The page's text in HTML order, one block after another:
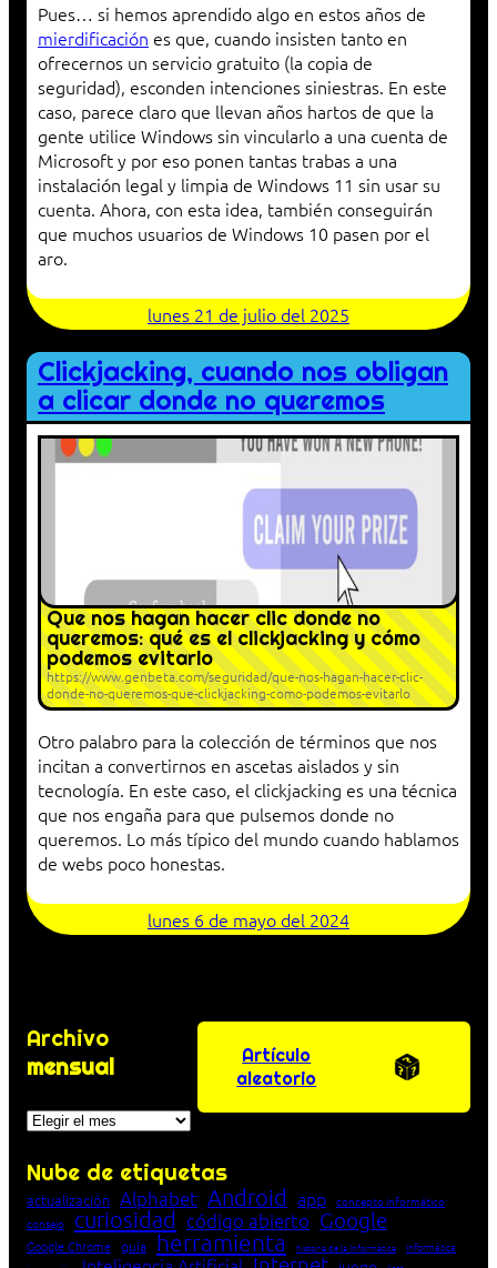
Pues… si hemos aprendido algo en estos años de
mierdificación es que, cuando insisten tanto en
ofrecernos un servicio gratuito (la copia de
seguridad), esconden intenciones siniestras. En este
caso, parece claro que llevan años hartos de que la
gente utilice Windows sin vincularlo a una cuenta de
Microsoft y por eso ponen tantas trabas a una
instalación legal y limpia de Windows 11 sin usar su
cuenta. Ahora, con esta idea, también conseguirán
que muchos usuarios de Windows 10 pasen por el
aro.
lunes 21 de julio del 2025
Clickjacking, cuando nos obligan
a clicar donde no queremos
Que nos hagan hacer clic donde no
queremos: qué es el clickjacking y cómo
podemos evitarlo
https://www.genbeta.com/seguridad/que-nos-hagan-hacer-clic-
donde-no-queremos-que-clickjacking-como-podemos-evitarlo
Otro palabro para la colección de términos que nos
incitan a convertirnos en ascetas aislados y sin
tecnología. En este caso, el clickjacking es una técnica
que nos engaña para que pulsemos donde no
queremos. Lo más típico del mundo cuando hablamos
de webs poco honestas.
lunes 6 de mayo del 2024
Archivo
mensual
Archivos
Artículo
aleatorio
Nube de etiquetas
actualización Alphabet Android app concepto informático
consejo
curiosidad código abierto Google
Google Chrome guía herramienta historia de la Informática Informática